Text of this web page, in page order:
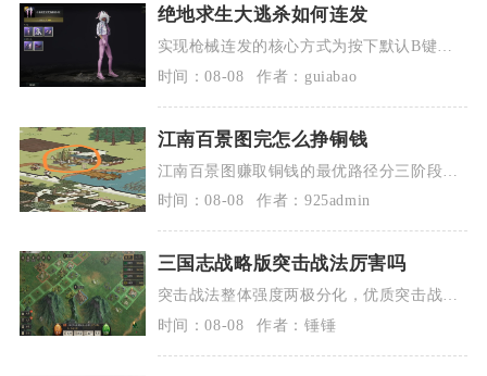
绝地求生大逃杀如何连发
实现枪械连发的核心方式为按下默认B键循
环切换射击模式，切换至全自动后长按鼠标
左键...
时间：08-08 作者：guiabao
江南百景图完怎么挣铜钱
江南百景图赚取铜钱的最优路径分三阶段布
局，前期依靠雕像加成水井高频短线刷钱，
中期...
时间：08-08 作者：925admin
三国志战略版突击战法厉害吗
突击战法整体强度两极分化，优质突击战法
拥有极高的爆发上限，是菜刀突击队的核心
输出...
时间：08-08 作者：锤锤